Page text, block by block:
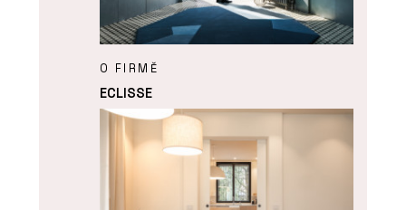
O FIRMĚ
ECLISSE